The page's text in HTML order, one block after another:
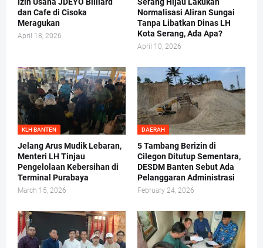
Izin Usaha JDEYO Billiard
dan Cafe di Cisoka
Meragukan
April 18, 2026
Serang Hijau Lakukan
Normalisasi Aliran Sungai
Tanpa Libatkan Dinas LH
Kota Serang, Ada Apa?
April 10, 2026
KLH BANTEN
Jelang Arus Mudik Lebaran,
Menteri LH Tinjau
Pengelolaan Kebersihan di
Terminal Purabaya
March 15, 2026
DAERAH
5 Tambang Berizin di
Cilegon Ditutup Sementara,
DESDM Banten Sebut Ada
Pelanggaran Administrasi
February 24, 2026